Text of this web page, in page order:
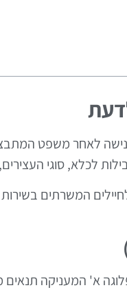
לאחר משפט
לכלא, סוגי
המשרתים
א' המעניקה תנאים